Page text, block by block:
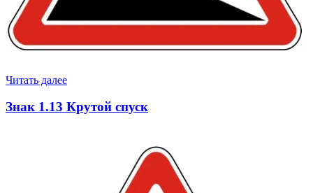
Читать далее
Знак 1.13 Крутой спуск